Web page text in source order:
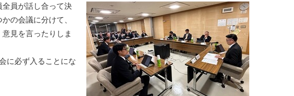
員が話し合って決
の会議に分けて、
見を言ったりしま
に必ず入ることにな